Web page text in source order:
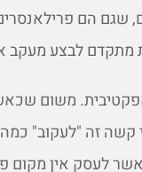
שגם הם
מתקדם לבצע מעקב
משום
זה "לעקוב"
לעסק אין מקום